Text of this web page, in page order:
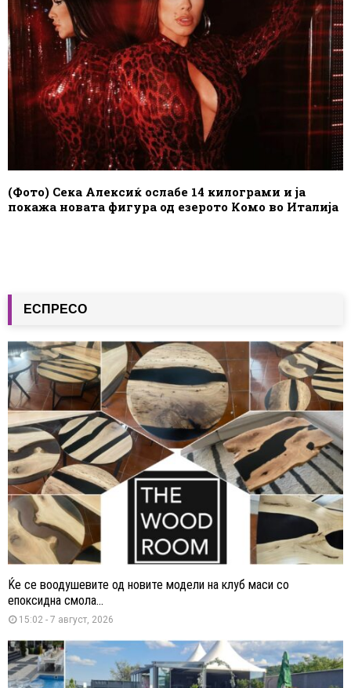
(Фото) Сека Алексиќ ослабе 14 килограми и ја
покажа новата фигура од езерото Комо во Италија
ЕСПРЕСО
Ќе се воодушевите од новите модели на клуб маси со
епоксидна смола...
15:02 - 7 август, 2026